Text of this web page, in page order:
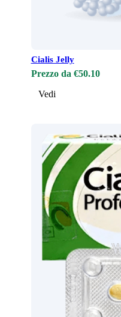
Cialis Jelly
Prezzo da €50.10
Vedi